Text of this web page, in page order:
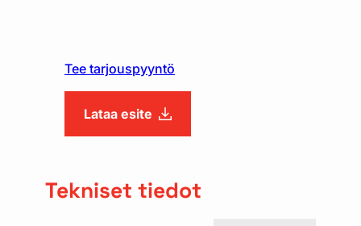
Tee tarjouspyyntö
Lataa esite
Tekniset tiedot